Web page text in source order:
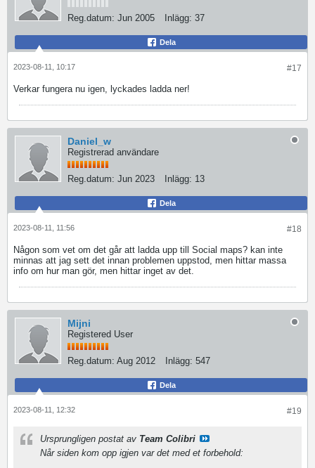
Reg.datum: Jun 2005 Inlägg: 37
Dela
#17
2023-08-11, 10:17
Verkar fungera nu igen, lyckades ladda ner!
Daniel_w
Registrerad användare
Reg.datum: Jun 2023 Inlägg: 13
Dela
#18
2023-08-11, 11:56
Någon som vet om det går att ladda upp till Social maps? kan inte
minnas att jag sett det innan problemen uppstod, men hittar massa
info om hur man gör, men hittar inget av det.
Mijni
Registered User
Reg.datum: Aug 2012 Inlägg: 547
Dela
#19
2023-08-11, 12:32
Ursprungligen postat av Team Colibri
Når siden kom opp igjen var det med et forbehold: